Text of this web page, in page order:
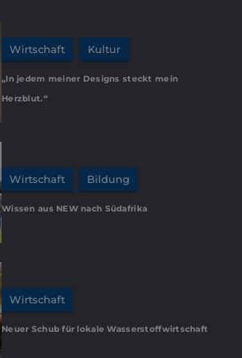
Wirtschaft Kultur
„In jedem meiner Designs steckt mein
Herzblut.“
Wirtschaft Bildung
Wissen aus NEW nach Südafrika
Wirtschaft
Neuer Schub für lokale Wasserstoffwirtschaft